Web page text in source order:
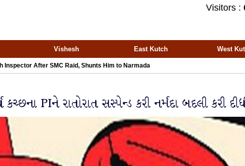
Visitors :
Vishesh East Kutch West
Inspector After SMC Raid, Shunts Him to Narmada
PIને રાતોરાત સસ્પેન્ડ કરી નર્મદા બદલી કરી